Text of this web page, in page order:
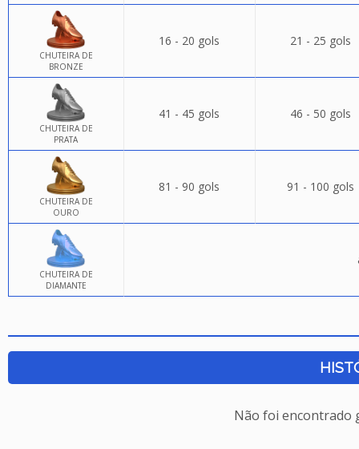
CHUTEIRA DE
BRONZE
16 - 20 gols 21 - 25 gols
CHUTEIRA DE
PRATA
41 - 45 gols 46 - 50 gols
CHUTEIRA DE
OURO
81 - 90 gols 91 - 100 gols
CHUTEIRA DE
DIAMANTE
Não foi encontrado